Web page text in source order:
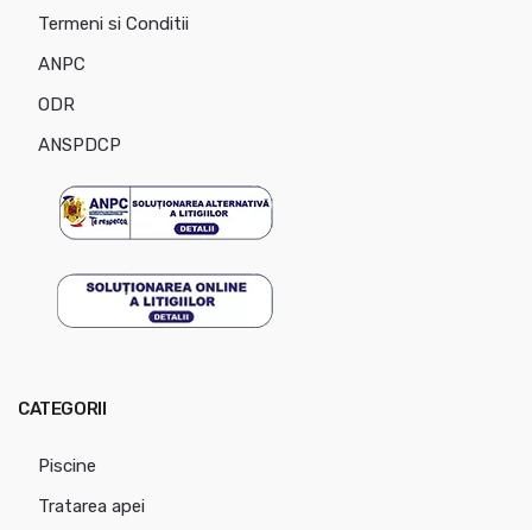
Termeni si Conditii
ANPC
ODR
ANSPDCP
CATEGORII
Piscine
Tratarea apei